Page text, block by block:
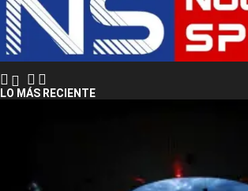
LO MÁS RECIENTE